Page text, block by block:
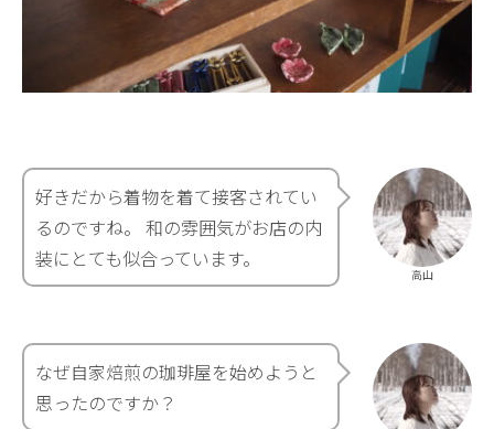
高山
好きだから着物を着て接客されてい
るのですね。 和の雰囲気がお店の内
装にとても似合っています。
なぜ自家焙煎の珈琲屋を始めようと
思ったのですか？